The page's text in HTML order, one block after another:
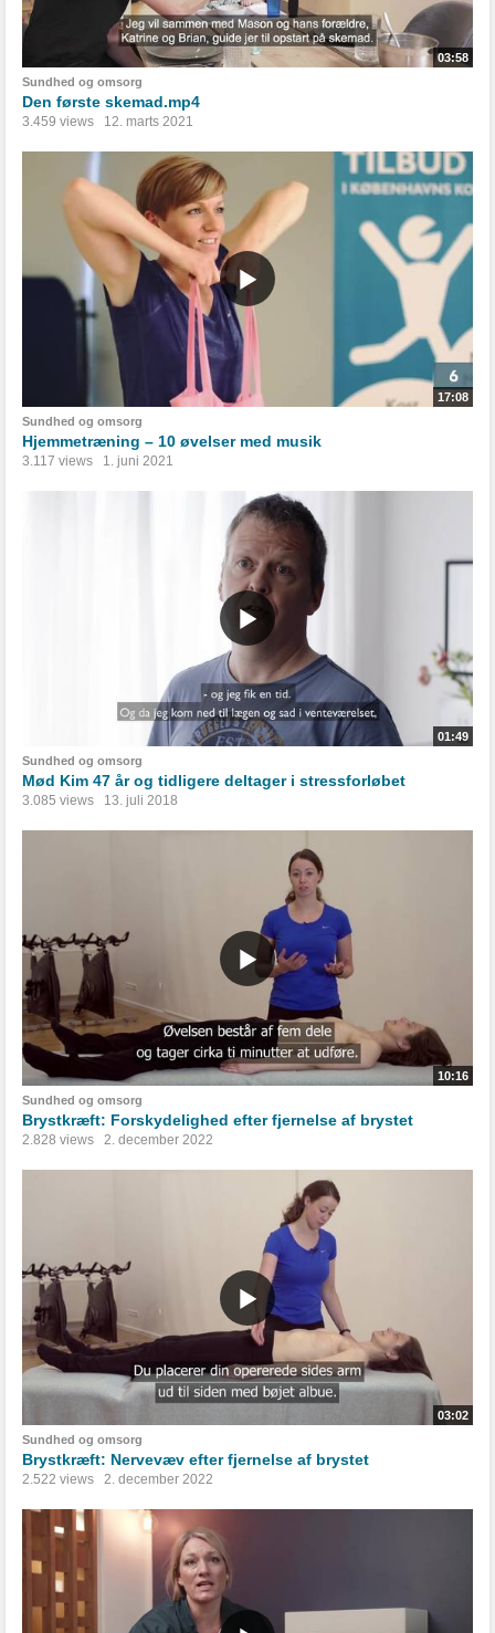
03:58
Sundhed og omsorg
Den første skemad.mp4
3.459 views 12. marts 2021
17:08
Sundhed og omsorg
Hjemmetræning – 10 øvelser med musik
3.117 views 1. juni 2021
01:49
Sundhed og omsorg
Mød Kim 47 år og tidligere deltager i stressforløbet
3.085 views 13. juli 2018
10:16
Sundhed og omsorg
Brystkræft: Forskydelighed efter fjernelse af brystet
2.828 views 2. december 2022
03:02
Sundhed og omsorg
Brystkræft: Nervevæv efter fjernelse af brystet
2.522 views 2. december 2022